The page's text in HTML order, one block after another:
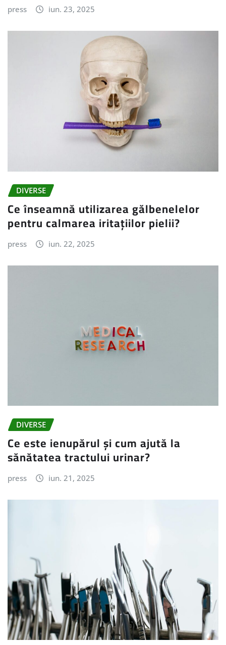
press iun. 23, 2025
DIVERSE
Ce înseamnă utilizarea gălbenelelor
pentru calmarea iritațiilor pielii?
press iun. 22, 2025
DIVERSE
Ce este ienupărul și cum ajută la
sănătatea tractului urinar?
press iun. 21, 2025